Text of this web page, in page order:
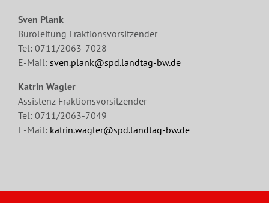
Sven Plank
Büroleitung Fraktionsvorsitzender
Tel: 0711/2063-7028
E-Mail: sven.plank@spd.landtag-bw.de
Katrin Wagler
Assistenz Fraktionsvorsitzender
Tel: 0711/2063-7049
E-Mail: katrin.wagler@spd.landtag-bw.de